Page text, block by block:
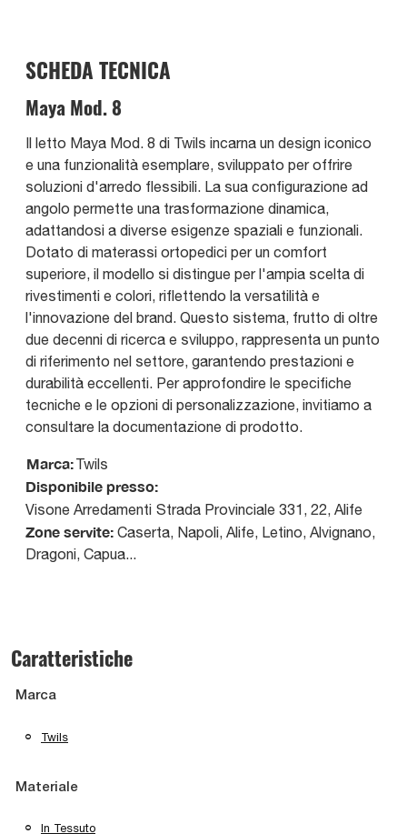
SCHEDA TECNICA
Maya Mod. 8
Il letto Maya Mod. 8 di Twils incarna un design iconico
e una funzionalità esemplare, sviluppato per offrire
soluzioni d'arredo flessibili. La sua configurazione ad
angolo permette una trasformazione dinamica,
adattandosi a diverse esigenze spaziali e funzionali.
Dotato di materassi ortopedici per un comfort
superiore, il modello si distingue per l'ampia scelta di
rivestimenti e colori, riflettendo la versatilità e
l'innovazione del brand. Questo sistema, frutto di oltre
due decenni di ricerca e sviluppo, rappresenta un punto
di riferimento nel settore, garantendo prestazioni e
durabilità eccellenti. Per approfondire le specifiche
tecniche e le opzioni di personalizzazione, invitiamo a
consultare la documentazione di prodotto.
Marca:Twils
Disponibile presso:
Visone Arredamenti Strada Provinciale 331, 22, Alife
Zone servite: Caserta, Napoli, Alife, Letino, Alvignano,
Dragoni, Capua...
Caratteristiche
Marca
Twils
Materiale
In Tessuto